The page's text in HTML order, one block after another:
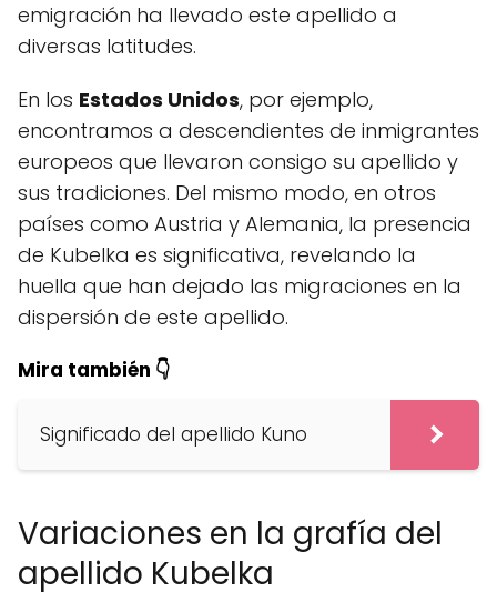
emigración ha llevado este apellido a
diversas latitudes.
En los Estados Unidos, por ejemplo,
encontramos a descendientes de inmigrantes
europeos que llevaron consigo su apellido y
sus tradiciones. Del mismo modo, en otros
países como Austria y Alemania, la presencia
de Kubelka es significativa, revelando la
huella que han dejado las migraciones en la
dispersión de este apellido.
Mira también 👇
Significado del apellido Kuno
Variaciones en la grafía del
apellido Kubelka